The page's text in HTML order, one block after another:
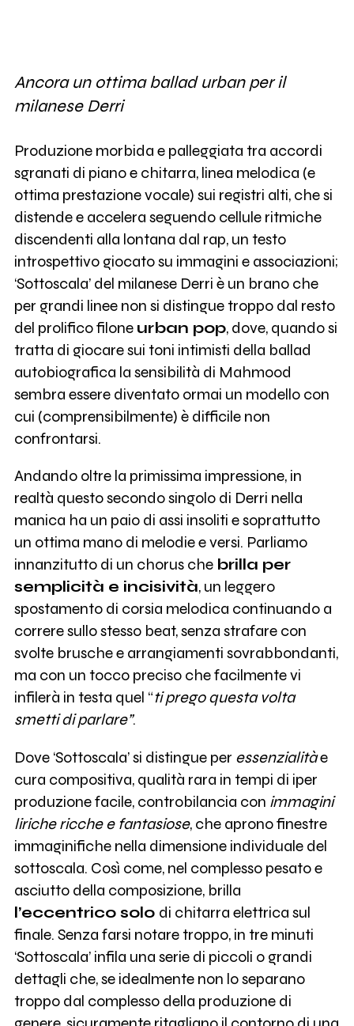
Ancora un ottima ballad urban per il
milanese Derri
Produzione morbida e palleggiata tra accordi
sgranati di piano e chitarra, linea melodica (e
ottima prestazione vocale) sui registri alti, che si
distende e accelera seguendo cellule ritmiche
discendenti alla lontana dal rap, un testo
introspettivo giocato su immagini e associazioni;
‘Sottoscala’ del milanese Derri è un brano che
per grandi linee non si distingue troppo dal resto
del prolifico filone urban pop, dove, quando si
tratta di giocare sui toni intimisti della ballad
autobiografica la sensibilità di Mahmood
sembra essere diventato ormai un modello con
cui (comprensibilmente) è difficile non
confrontarsi.
Andando oltre la primissima impressione, in
realtà questo secondo singolo di Derri nella
manica ha un paio di assi insoliti e soprattutto
un ottima mano di melodie e versi. Parliamo
innanzitutto di un chorus che brilla per
semplicità e incisività, un leggero
spostamento di corsia melodica continuando a
correre sullo stesso beat, senza strafare con
svolte brusche e arrangiamenti sovrabbondanti,
ma con un tocco preciso che facilmente vi
infilerà in testa quel “ti prego questa volta
smetti di parlare”.
Dove ‘Sottoscala’ si distingue per essenzialitàe
cura compositiva, qualità rara in tempi di iper
produzione facile, controbilancia con immagini
liriche ricche e fantasiose, che aprono finestre
immaginifiche nella dimensione individuale del
sottoscala. Così come, nel complesso pesato e
asciutto della composizione, brilla
l’eccentrico solo di chitarra elettrica sul
finale. Senza farsi notare troppo, in tre minuti
‘Sottoscala’ infila una serie di piccoli o grandi
dettagli che, se idealmente non lo separano
troppo dal complesso della produzione di